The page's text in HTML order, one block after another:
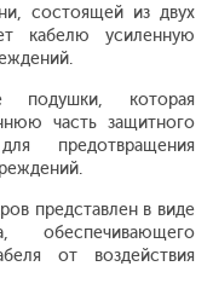
состоящей из двух
кабелю усиленную
подушки, которая
часть защитного
предотвращения
представлен в виде
обеспечивающего
от воздействия